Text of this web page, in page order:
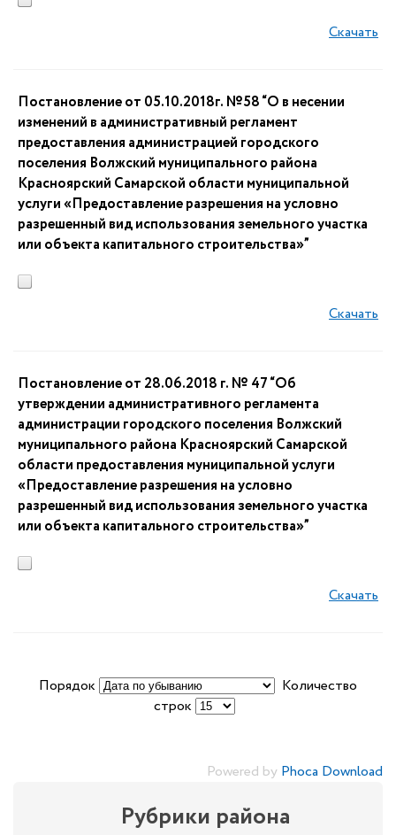
Скачать
Постановление от 05.10.2018г. №58 “О в несении
изменений в административный регламент
предоставления администрацией городского
поселения Волжский муниципального района
Красноярский Самарской области муниципальной
услуги «Предоставление разрешения на условно
разрешенный вид использования земельного участка
или объекта капитального строительства»”
Скачать
Постановление от 28.06.2018 г. № 47 “Об
утверждении административного регламента
администрации городского поселения Волжский
муниципального района Красноярский Самарской
области предоставления муниципальной услуги
«Предоставление разрешения на условно
разрешенный вид использования земельного участка
или объекта капитального строительства»”
Скачать
Порядок
Количество
строк
Powered by Phoca Download
Рубрики района